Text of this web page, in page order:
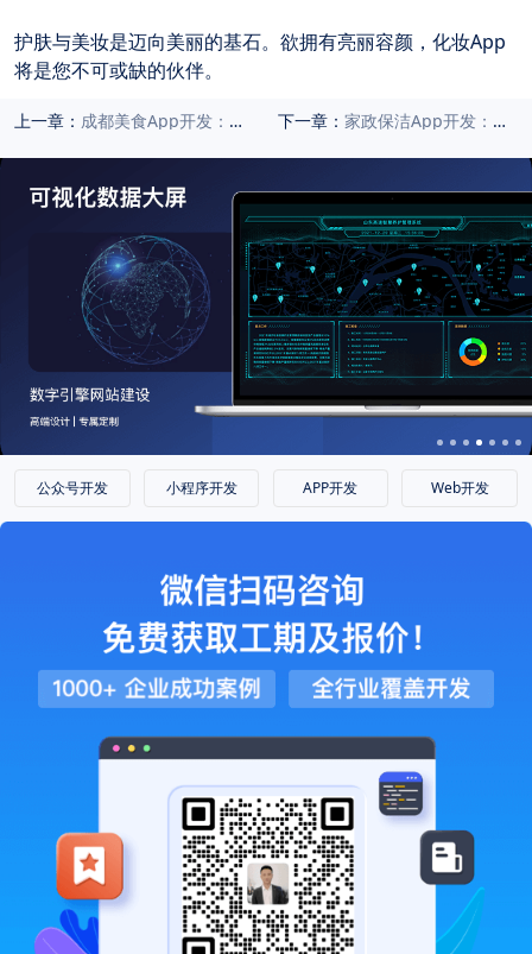
护肤与美妆是迈向美丽的基石。欲拥有亮丽容颜，化妆App
将是您不可或缺的伙伴。
上一章： 成都美食App开发：探索美食世界的新纬度 下一章： 家政保洁App开发：提供更全面的清洁服务
公众号开发 小程序开发 APP开发 Web开发